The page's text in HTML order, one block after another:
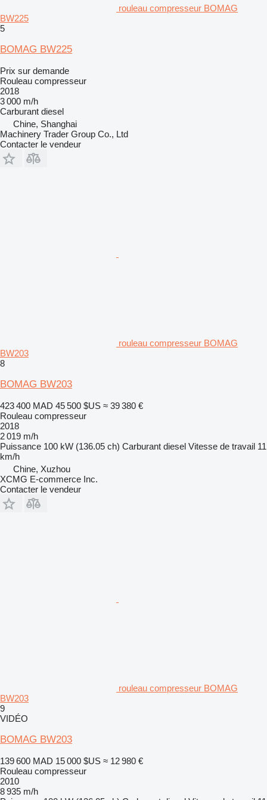
rouleau compresseur BOMAG
BW225
5
BOMAG BW225
Prix sur demande
Rouleau compresseur
2018
3 000 m/h
Carburant diesel
Chine, Shanghai
Machinery Trader Group Co., Ltd
Contacter le vendeur
rouleau compresseur BOMAG
BW203
8
BOMAG BW203
423 400 MAD 45 500 $US ≈ 39 380 €
Rouleau compresseur
2018
2 019 m/h
Puissance 100 kW (136.05 ch) Carburant diesel Vitesse de travail 11
km/h
Chine, Xuzhou
XCMG E-commerce Inc.
Contacter le vendeur
rouleau compresseur BOMAG
BW203
9
VIDÉO
BOMAG BW203
139 600 MAD 15 000 $US ≈ 12 980 €
Rouleau compresseur
2010
8 935 m/h